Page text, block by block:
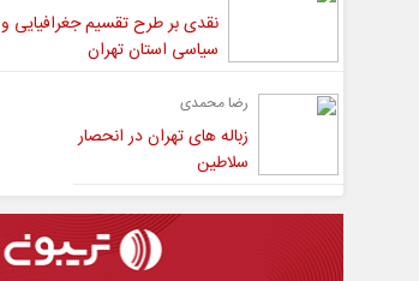
نقدی بر طرح تقسیم جغرافیایی و
سیاسی استان تهران
رضا محمدی
زباله های تهران در انحصار
سلاطین